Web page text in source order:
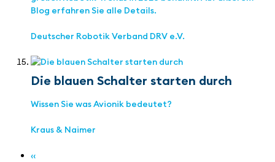
Blog erfahren Sie alle Details.
Deutscher Robotik Verband DRV e.V.
Die blauen Schalter starten durch
Wissen Sie was Avionik bedeutet?
Kraus & Naimer
‹‹